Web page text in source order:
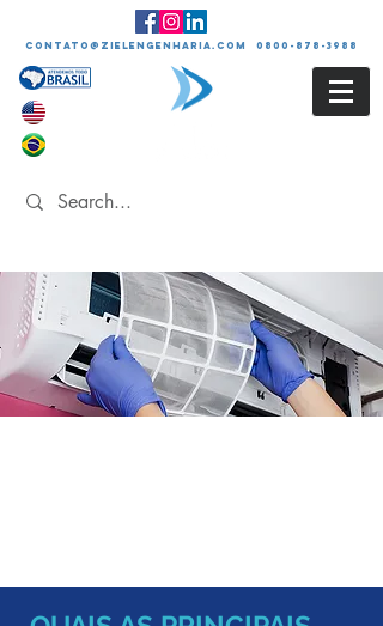
contato@zielengenharia.com 0800-878-3988